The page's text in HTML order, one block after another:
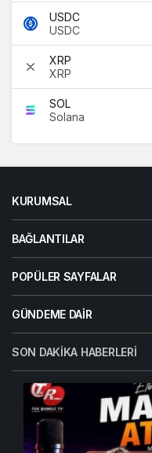
USDC
USDC
XRP
XRP
SOL
Solana
KURUMSAL
BAĞLANTILAR
POPÜLER SAYFALAR
GÜNDEME DAIR
SON DAKIKA HABERLERI